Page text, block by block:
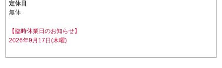
定休日
無休
【臨時休業日のお知らせ】
2026年9月17日(木曜)